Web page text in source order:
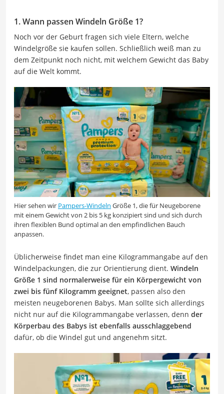
1. Wann passen Windeln Größe 1?
Noch vor der Geburt fragen sich viele Eltern, welche
Windelgröße sie kaufen sollen. Schließlich weiß man zu
dem Zeitpunkt noch nicht, mit welchem Gewicht das Baby
auf die Welt kommt.
Hier sehen wir Pampers-Windeln Größe 1, die für Neugeborene
mit einem Gewicht von 2 bis 5 kg konzipiert sind und sich durch
ihren flexiblen Bund optimal an den empfindlichen Bauch
anpassen.
Üblicherweise findet man eine Kilogrammangabe auf den
Windelpackungen, die zur Orientierung dient. Windeln
Größe 1 sind normalerweise für ein Körpergewicht von
zwei bis fünf Kilogramm geeignet, passen also den
meisten neugeborenen Babys. Man sollte sich allerdings
nicht nur auf die Kilogrammangabe verlassen, denn der
Körperbau des Babys ist ebenfalls ausschlaggebend
dafür, ob die Windel gut und angenehm sitzt.